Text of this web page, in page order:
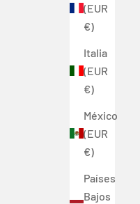
(EUR
€)
Italia
(EUR
€)
México
(EUR
€)
Países
Bajos